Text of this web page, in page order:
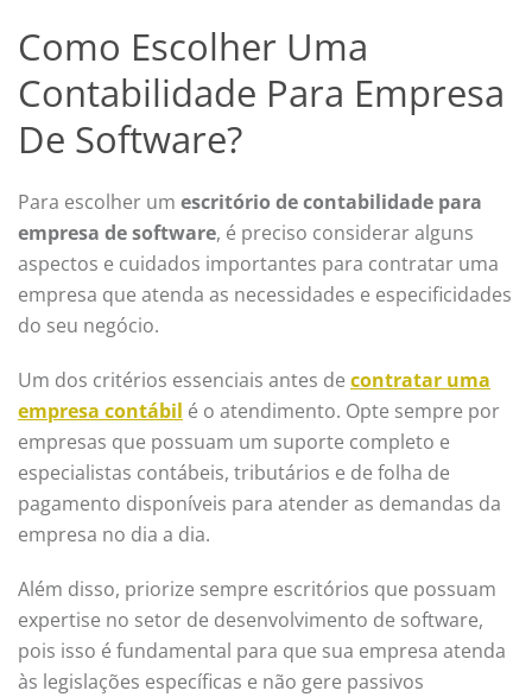
Como Escolher Uma
Contabilidade Para Empresa
De Software?
Para escolher um escritório de contabilidade para
empresa de software, é preciso considerar alguns
aspectos e cuidados importantes para contratar uma
empresa que atenda as necessidades e especificidades
do seu negócio.
Um dos critérios essenciais antes de contratar uma
empresa contábil é o atendimento. Opte sempre por
empresas que possuam um suporte completo e
especialistas contábeis, tributários e de folha de
pagamento disponíveis para atender as demandas da
empresa no dia a dia.
Além disso, priorize sempre escritórios que possuam
expertise no setor de desenvolvimento de software,
pois isso é fundamental para que sua empresa atenda
às legislações específicas e não gere passivos